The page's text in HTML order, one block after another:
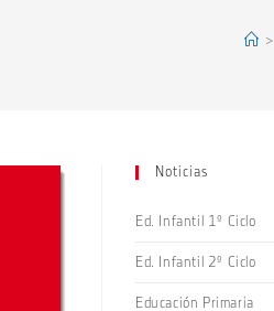
>
Noticias
Ed. Infantil 1º Ciclo
Ed. Infantil 2º Ciclo
Educación Primaria